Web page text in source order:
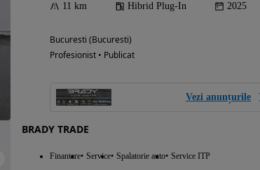
11 km Hibrid Plug-In 2025
Bucuresti (Bucuresti)
Profesionist • Publicat
Vezi anunțurile
BRADY TRADE
Finantare Service Spalatorie auto Service ITP